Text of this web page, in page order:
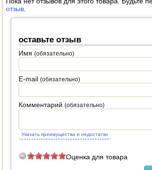
ДОИЛЬНЫЕ АППАРАТЫ
ПОСУДА ДЛЯ КУХНИ
МАНГАЛЫ, КОПТИЛЬНИ
ОРЕХОКОЛЫ
отзыв
оставьте отзыв
Имя(обязательно)
E-mail(обязательно)
Комментарий(обязательно)
Указать преимущества и недостатки
Оценка для товара